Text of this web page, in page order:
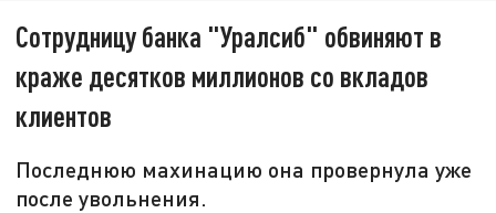
Сотрудницу банка "Уралсиб" обвиняют в
краже десятков миллионов со вкладов
клиентов
Последнюю махинацию она провернула уже
после увольнения.